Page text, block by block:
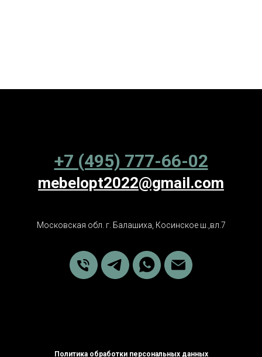
+7 (495) 777-66-02
mebelopt2022@gmail.com
Московская обл. г. Балашиха, Косинское ш.,вл.7
Политика обработки персональных данных